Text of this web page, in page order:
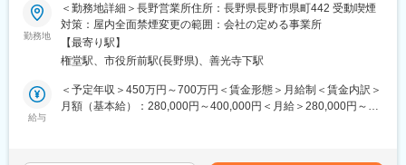
それらに関わる物流・決済と言った商社機能に加え、各種建築工
事の請負、工法開発まで幅広い分野で事業を展開しており、各事
業領域において様々な仕事を経験できる会社です。
また、海外法人設立や海外メーカーへの事業参画を通じて、成長
ド「こことわ」の理念に合致した独自ブランド商品の開発、信頼
と実績を積み重ねてきた木構造建築事業、更には低炭素社会に向
【変更の範囲：会社の定める業務】
■業務内容：
同社の事務系総合職が担当する現場事務業務全般の補助をお任せ
いたします。
総務、労務管理、経理などの事務業務を担当していただきます。
入社後は上長がOJTにて指導しますので、当初から単独で対応さ
勤務地
＜勤務地詳細＞長野営業所住所：長野県長野市県町442 受動喫煙
対策：屋内全面禁煙変更の範囲：会社の定める事業所
【最寄り駅】
権堂駅、市役所前駅(長野県)、善光寺下駅
給与
＜予定年収＞450万円～700万円＜賃金形態＞月給制＜賃金内訳＞
月額（基本給）：280,000円～400,000円＜月給＞280,000円～